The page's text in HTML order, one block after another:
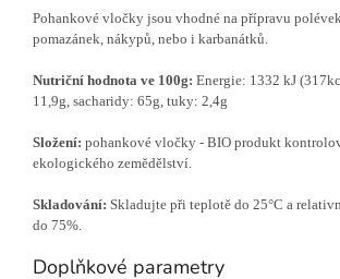
Pohankové vločky jsou vhodné na přípravu
pomazánek, nákypů, nebo i karbanátků.
Nutriční hodnota ve 100g: Energie: 1332 kJ
11,9g, sacharidy: 65g, tuky: 2,4g
Složení: pohankové vločky - BIO produkt
ekologického zemědělství.
Skladování: Skladujte při teplotě do 25°C a
do 75%.
Doplňkové parametry